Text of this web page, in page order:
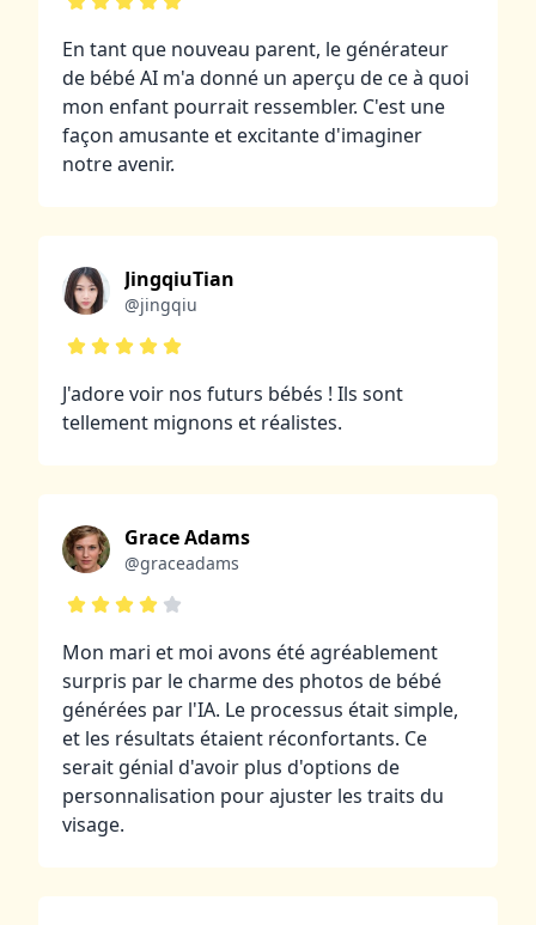
En tant que nouveau parent, le générateur
de bébé AI m'a donné un aperçu de ce à quoi
mon enfant pourrait ressembler. C'est une
façon amusante et excitante d'imaginer
notre avenir.
JingqiuTian
@jingqiu
J'adore voir nos futurs bébés ! Ils sont
tellement mignons et réalistes.
Grace Adams
@graceadams
Mon mari et moi avons été agréablement
surpris par le charme des photos de bébé
générées par l'IA. Le processus était simple,
et les résultats étaient réconfortants. Ce
serait génial d'avoir plus d'options de
personnalisation pour ajuster les traits du
visage.